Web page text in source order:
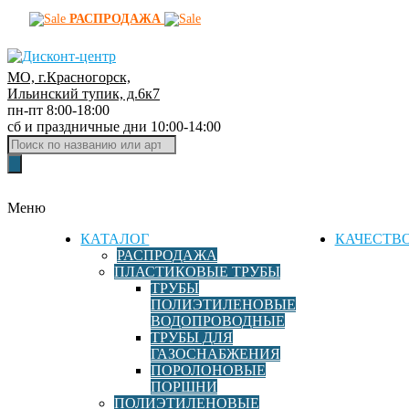
РАСПРОДАЖА
Д
и
с
к
о
т
МО, г.Красногорск,
Ильинский тупик, д.6к7
пн-пт 8:00-18:00
сб и праздничные дни 10:00-14:00
Поиск
товаров
Меню
КАТАЛОГ
РАСПРОДАЖА
ПЛАСТИКОВЫЕ ТРУБЫ
ТРУБЫ
ПОЛИЭТИЛЕНОВЫЕ
ВОДОПРОВОДНЫЕ
ТРУБЫ ДЛЯ
ГАЗОСНАБЖЕНИЯ
ПОРОЛОНОВЫЕ
ПОРШНИ
ПОЛИЭТИЛЕНОВЫЕ